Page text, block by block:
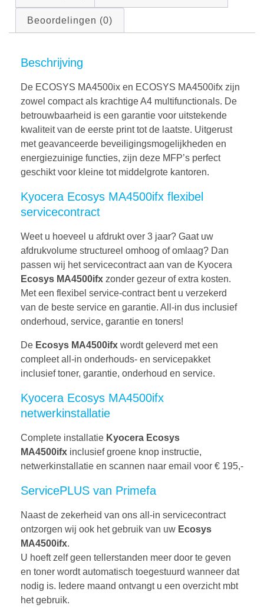
Beoordelingen (0)
Beschrijving
De ECOSYS MA4500ix en ECOSYS MA4500ifx zijn
zowel compact als krachtige A4 multifunctionals. De
betrouwbaarheid is een garantie voor uitstekende
kwaliteit van de eerste print tot de laatste. Uitgerust
met geavanceerde beveiligingsmogelijkheden en
energiezuinige functies, zijn deze MFP’s perfect
geschikt voor kleine tot middelgrote kantoren.
Kyocera Ecosys MA4500ifx flexibel
servicecontract
Weet u hoeveel u afdrukt over 3 jaar? Gaat uw
afdrukvolume structureel omhoog of omlaag? Dan
passen wij het servicecontract aan van de Kyocera
Ecosys MA4500ifx zonder gezeur of extra kosten.
Met een flexibel service-contract bent u verzekerd
van de beste service en garantie. All-in dus inclusief
onderhoud, service, garantie en toners!
De Ecosys MA4500ifx wordt geleverd met een
compleet all-in onderhouds- en servicepakket
inclusief toner, garantie, onderhoud en service.
Kyocera Ecosys MA4500ifx
netwerkinstallatie
Complete installatie Kyocera Ecosys
MA4500ifx inclusief groene knop instructie,
netwerkinstallatie en scannen naar email voor € 195,-
ServicePLUS van Primefa
Naast de zekerheid van ons all-in servicecontract
ontzorgen wij ook het gebruik van uw Ecosys
MA4500ifx.
U hoeft zelf geen tellerstanden meer door te geven
en toner wordt automatisch toegestuurd wanneer dat
nodig is. Iedere maand ontvangt u een overzicht mbt
het gebruik.